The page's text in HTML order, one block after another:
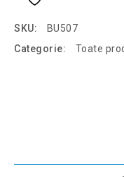
SKU:
BU507
Categorie:
Toate